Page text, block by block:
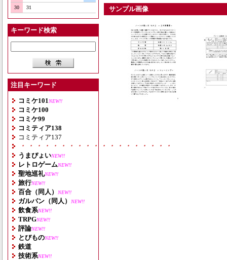
30
31
キーワード検索
注目キーワード
コミケ101 NEW!!
コミケ100
コミケ99
コミティア138
コミティア137
・・・・・・・・・・・・・・・・・・・
うまぴょいNEW!!
レトロゲームNEW!!
聖地巡礼NEW!!
旅行NEW!!
百合（同人） NEW!!
ガルパン（同人） NEW!!
飲食系NEW!!
TRPGNEW!!
評論NEW!!
とびものNEW!!
鉄道
技術系NEW!!
サンプル画像